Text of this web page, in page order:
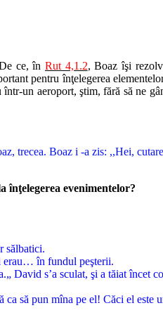
ce, în Rut 4,1.2, Boaz îşi
pentru înţelegerea
un aeroport, ştim, fără să ne
trecea. Boaz i -a zis: ,,Hei,
înţelegerea evenimentelor?
sălbatici.
erau… în fundul peşterii.
David s’a sculat, şi a tăiat încet
ca să pun mîna pe el! Căci el este